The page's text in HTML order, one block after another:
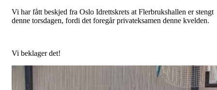
Vi har fått beskjed fra Oslo Idrettskrets at Flerbrukshallen er stengt
denne torsdagen, fordi det foregår privateksamen denne kvelden.
Vi beklager det!